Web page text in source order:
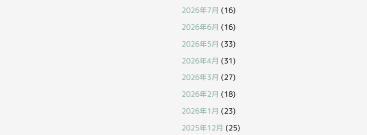
2026年7月 (16)
2026年6月 (16)
2026年5月 (33)
2026年4月 (31)
2026年3月 (27)
2026年2月 (18)
2026年1月 (23)
2025年12月 (25)